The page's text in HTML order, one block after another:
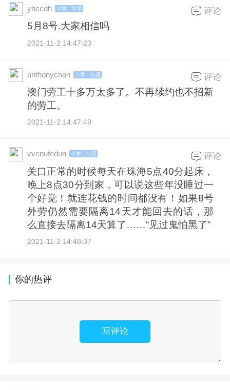
yhccdh 小学二年级
5月8号.大家相信吗
2021-11-2 14:47:23
评论
anthonychan 小学二年级
澳门劳工十多万太多了。不再续约也不招新
的劳工。
2021-11-2 14:47:49
评论
vvenufedun 小学二年级
关口正常的时候每天在珠海5点40分起床，
晚上8点30分到家，可以说这些年没睡过一
个好觉！就连花钱的时间都没有！如果8号
外劳仍然需要隔离14天才能回去的话，那
么直接去隔离14天算了……“见过鬼怕黑了”
2021-11-2 14:48:37
评论
你的热评
写评论